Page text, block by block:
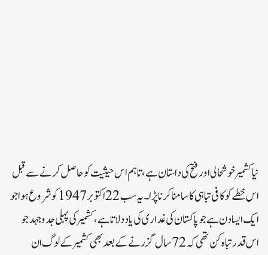
نیا کشمیر خوشحالی اور فتح کی داستان ہے، تاہم اس حیثیت کو حاصل کرنے سے قبل
اس خطے کو کافی تباہی کا سامنا کرنا پڑا۔ یہ سب 22 اکتوبر 1947 کو شروع ہوا جو
ایک ایسا دن ہے جو پاکستان کی غداری کی یاد دلاتا ہے، کشمیر کی پہلی جدوجہد جو
اس قدر تباہ کن تھی کہ 72 سال گزرنے کے بعد بھی کشمیر کے لوگ ان